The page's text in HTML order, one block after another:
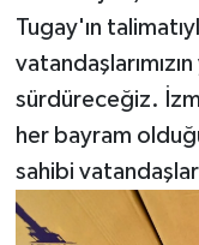
Tugay'ın
sürdüreceğiz.
her bayram
sahibi